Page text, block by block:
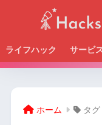
ライフハック サービ
Beckの
ホーム タグ